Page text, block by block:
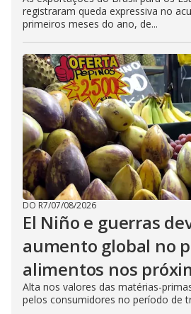
registraram queda expressiva no
primeiros meses do ano, de...
DO R7/07/08/2026
El Niño e guerras
aumento global no
alimentos nos
Alta nos valores das matérias-
pelos consumidores no período de